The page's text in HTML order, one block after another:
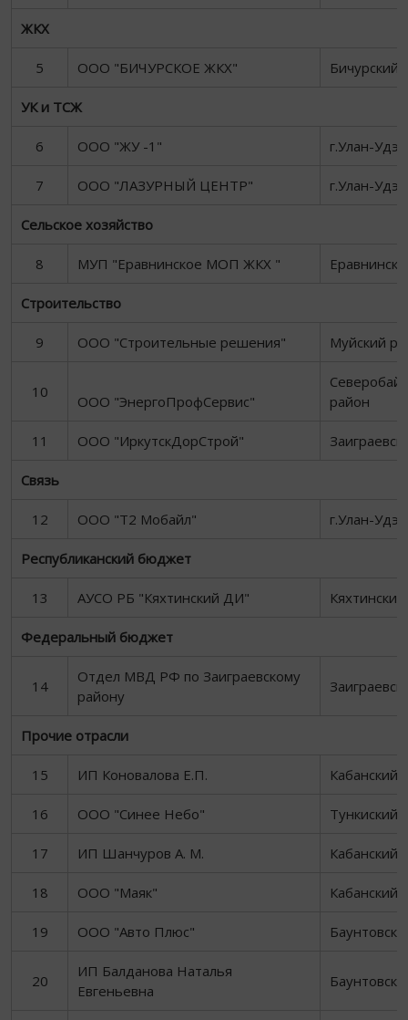
ЖКХ
5 ООО "БИЧУРСКОЕ ЖКХ" Бичурский
УК и ТСЖ
6 ООО "ЖУ -1" г.Улан-Удэ
7 ООО "ЛАЗУРНЫЙ ЦЕНТР" г.Улан-Удэ
Сельское хозяйство
8 МУП "Еравнинское МОП ЖКХ "
Строительство
9 ООО "Строительные решения" Муйский
10
ООО "ЭнергоПрофСервис"
район
11 ООО "ИркутскДорСтрой"
Связь
12 ООО "Т2 Мобайл" г.Улан-Удэ
Республиканский бюджет
13 АУСО РБ "Кяхтинский ДИ"
Федеральный бюджет
14
Отдел МВД РФ по Заиграевскому
району
Прочие отрасли
15 ИП Коновалова Е.П. Кабанский
16 ООО "Синее Небо" Тункиский
17 ИП Шанчуров А. М. Кабанский
18 ООО "Маяк" Кабанский
19 ООО "Авто Плюс"
20
ИП Балданова Наталья
Евгеньевна